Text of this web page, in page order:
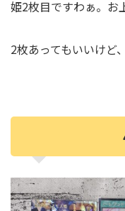
姫2枚目ですわぁ。お
2枚あってもいいけど